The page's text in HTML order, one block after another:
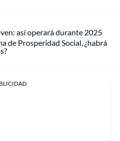
así operará durante 2025
de Prosperidad Social, ¿habrá